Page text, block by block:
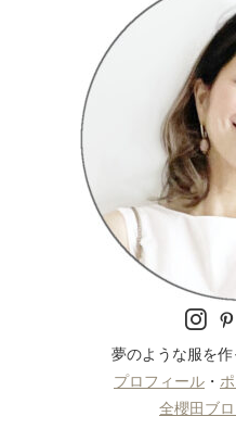
夢のような服を
プロフィール ・
全櫻田ブ